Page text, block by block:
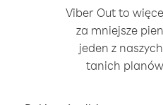
Viber Out to
za mniejsze
jeden z
tanich